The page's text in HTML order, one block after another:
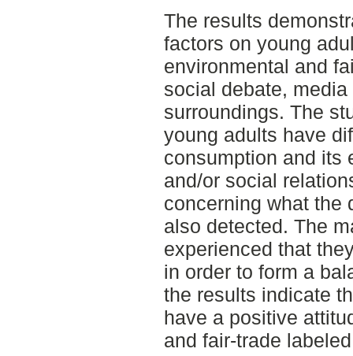
The results
factors on young
environmental and
social debate,
surroundings. The
young adults have
consumption and its
and/or social
concerning what the
also detected. The
experienced that
in order to form a
the results indicate
have a positive
and fair-trade